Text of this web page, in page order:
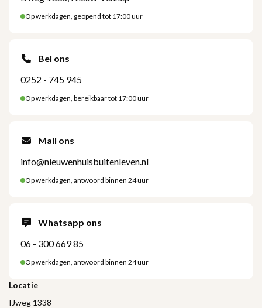
Op werkdagen, geopend tot 17:00 uur
Bel ons
0252 - 745 945
Op werkdagen, bereikbaar tot 17:00 uur
Mail ons
info@nieuwenhuisbuitenleven.nl
Op werkdagen, antwoord binnen 24 uur
Whatsapp ons
06 - 300 669 85
Op werkdagen, antwoord binnen 24 uur
Locatie
IJweg 1338